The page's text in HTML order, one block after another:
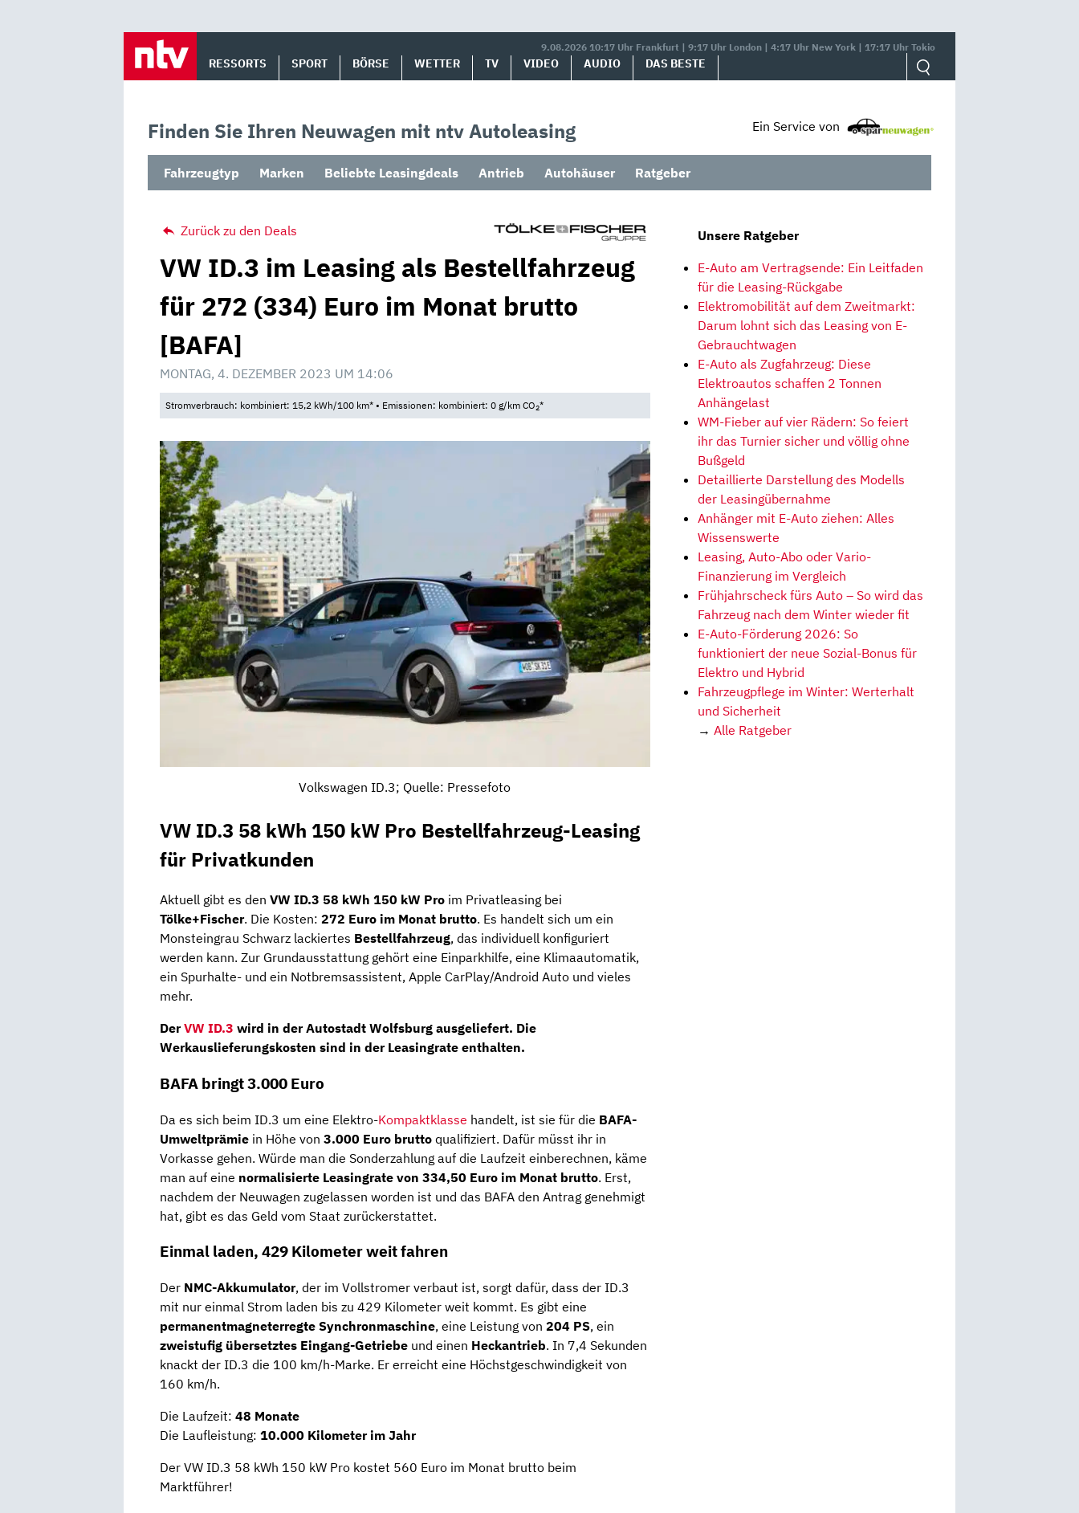
9.08.2026 10:17 Uhr Frankfurt | 9:17 Uhr London | 4:17 Uhr New York | 17:17 Uhr Tokio
RESSORTS SPORT BÖRSE WETTER TV VIDEO AUDIO DAS BESTE
Finden Sie Ihren Neuwagen mit ntv Autoleasing Ein Service von
Fahrzeugtyp Marken Beliebte Leasingdeals Antrieb Autohäuser Ratgeber
Zurück zu den Deals
VW ID.3 im Leasing als Bestellfahrzeug
für 272 (334) Euro im Monat brutto
[BAFA]
MONTAG, 4. DEZEMBER 2023 UM 14:06
Stromverbrauch: kombiniert: 15,2 kWh/100 km* • Emissionen: kombiniert: 0 g/km CO2*
Volkswagen ID.3; Quelle: Pressefoto
VW ID.3 58 kWh 150 kW Pro Bestellfahrzeug-Leasing
für Privatkunden
Aktuell gibt es den VW ID.3 58 kWh 150 kW Pro im Privatleasing bei
Tölke+Fischer. Die Kosten: 272 Euro im Monat brutto. Es handelt sich um ein
Monsteingrau Schwarz lackiertes Bestellfahrzeug, das individuell konfiguriert
werden kann. Zur Grundausstattung gehört eine Einparkhilfe, eine Klimaautomatik,
ein Spurhalte- und ein Notbremsassistent, Apple CarPlay/Android Auto und vieles
mehr.
DerVW ID.3 wird in derAutostadt Wolfsburg ausgeliefert. Die
Werkauslieferungskosten sind in der Leasingrate enthalten.
BAFA bringt 3.000 Euro
Da es sich beim ID.3 um eine Elektro-Kompaktklasse handelt, ist sie für die BAFA-
Umweltprämie in Höhe von 3.000 Euro brutto qualifiziert. Dafür müsst ihr in
Vorkasse gehen. Würde man die Sonderzahlung auf die Laufzeit einberechnen, käme
man auf eine normalisierte Leasingrate von 334,50 Euro im Monat brutto. Erst,
nachdem der Neuwagen zugelassen worden ist und das BAFA den Antrag genehmigt
hat, gibt es das Geld vom Staat zurückerstattet.
Einmal laden, 429 Kilometer weit fahren
Der NMC-Akkumulator, der im Vollstromer verbaut ist, sorgt dafür, dass der ID.3
mit nur einmal Strom laden bis zu 429 Kilometer weit kommt. Es gibt eine
permanentmagneterregte Synchronmaschine, eine Leistung von 204 PS, ein
zweistufig übersetztes Eingang-Getriebe und einen Heckantrieb. In 7,4 Sekunden
knackt der ID.3 die 100 km/h-Marke. Er erreicht eine Höchstgeschwindigkeit von
160 km/h.
Die Laufzeit: 48 Monate
Die Laufleistung: 10.000 Kilometer im Jahr
Der VW ID.3 58 kWh 150 kW Pro kostet 560 Euro im Monat brutto beim
Marktführer!
Unsere Ratgeber
E-Auto am Vertragsende: Ein Leitfaden
für die Leasing-Rückgabe
Elektromobilität auf dem Zweitmarkt:
Darum lohnt sich das Leasing von E-
Gebrauchtwagen
E-Auto als Zugfahrzeug: Diese
Elektroautos schaffen 2 Tonnen
Anhängelast
WM-Fieber auf vier Rädern: So feiert
ihr das Turnier sicher und völlig ohne
Bußgeld
Detaillierte Darstellung des Modells
der Leasingübernahme
Anhänger mit E-Auto ziehen: Alles
Wissenswerte
Leasing, Auto-Abo oder Vario-
Finanzierung im Vergleich
Frühjahrscheck fürs Auto – So wird das
Fahrzeug nach dem Winter wieder fit
E-Auto-Förderung 2026: So
funktioniert der neue Sozial-Bonus für
Elektro und Hybrid
Fahrzeugpflege im Winter: Werterhalt
und Sicherheit
→ Alle Ratgeber